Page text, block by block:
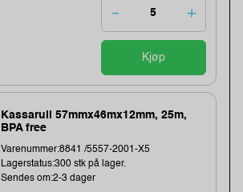
Kjøp
Kassarull 57mmx46mx12mm, 25m,
BPA free
Varenummer:8841 /5557-2001-X5
Lagerstatus:300 stk på lager.
Sendes om:2-3 dager